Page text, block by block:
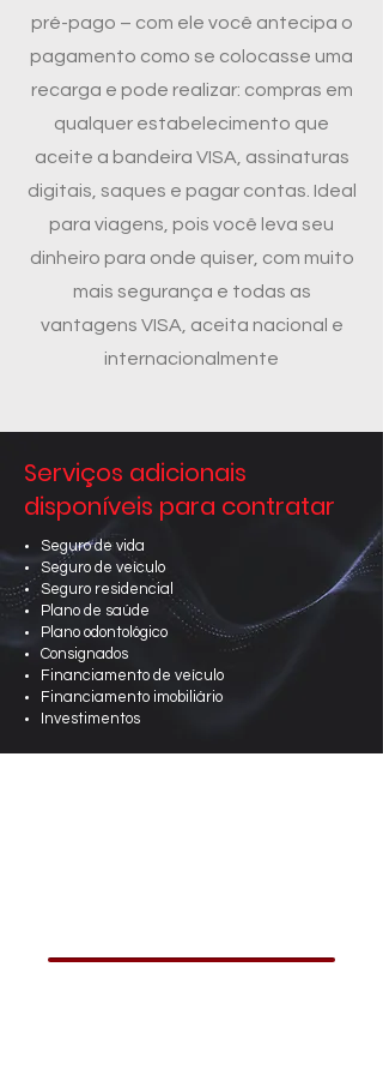
pré-pago – com ele você antecipa o
pagamento como se colocasse uma
recarga e pode realizar: compras em
qualquer estabelecimento que
aceite a bandeira VISA, assinaturas
digitais, saques e pagar contas. Ideal
para viagens, pois você leva seu
dinheiro para onde quiser, com muito
mais segurança e todas as
vantagens VISA, aceita nacional e
internacionalmente
Serviços adicionais
disponíveis para contratar
Seguro de vida
Seguro de veículo
Seguro residencial
Plano de saúde
Plano odontológico
Consignados
Financiamento de veículo
Financiamento imobiliário
Investimentos